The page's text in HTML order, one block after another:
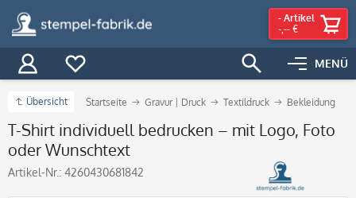
MENÜ
- Artikel
-,-- €
Übersicht Startseite Gravur | Druck Textildruck Bekleidung
T-Shirt individuell bedrucken – mit Logo, Foto
oder Wunschtext
Artikel-Nr.: 4260430681842